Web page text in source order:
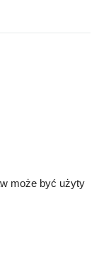
może być użyty